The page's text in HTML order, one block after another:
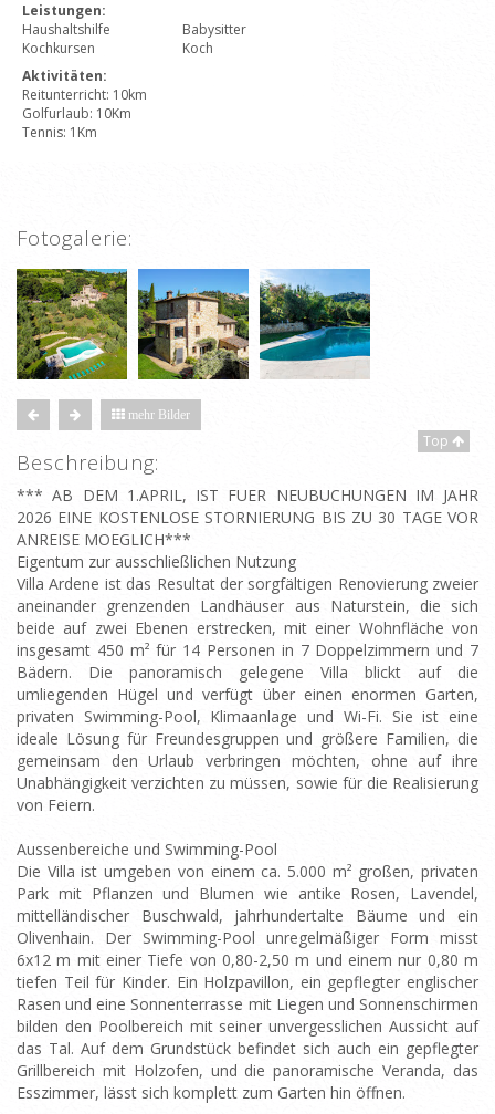
Leistungen:
Haushaltshilfe
Babysitter
Kochkursen
Koch
Aktivitäten:
Reitunterricht: 10km
Golfurlaub: 10Km
Tennis: 1Km
Fotogalerie:
mehr Bilder
Top
Beschreibung:
*** AB DEM 1.APRIL, IST FUER NEUBUCHUNGEN IM JAHR
2026 EINE KOSTENLOSE STORNIERUNG BIS ZU 30 TAGE VOR
ANREISE MOEGLICH***
Eigentum zur ausschließlichen Nutzung
Villa Ardene ist das Resultat der sorgfältigen Renovierung zweier
aneinander grenzenden Landhäuser aus Naturstein, die sich
beide auf zwei Ebenen erstrecken, mit einer Wohnfläche von
insgesamt 450 m² für 14 Personen in 7 Doppelzimmern und 7
Bädern. Die panoramisch gelegene Villa blickt auf die
umliegenden Hügel und verfügt über einen enormen Garten,
privaten Swimming-Pool, Klimaanlage und Wi-Fi. Sie ist eine
ideale Lösung für Freundesgruppen und größere Familien, die
gemeinsam den Urlaub verbringen möchten, ohne auf ihre
Unabhängigkeit verzichten zu müssen, sowie für die Realisierung
von Feiern.
Aussenbereiche und Swimming-Pool
Die Villa ist umgeben von einem ca. 5.000 m² großen, privaten
Park mit Pflanzen und Blumen wie antike Rosen, Lavendel,
mittelländischer Buschwald, jahrhundertalte Bäume und ein
Olivenhain. Der Swimming-Pool unregelmäßiger Form misst
6x12 m mit einer Tiefe von 0,80-2,50 m und einem nur 0,80 m
tiefen Teil für Kinder. Ein Holzpavillon, ein gepflegter englischer
Rasen und eine Sonnenterrasse mit Liegen und Sonnenschirmen
bilden den Poolbereich mit seiner unvergesslichen Aussicht auf
das Tal. Auf dem Grundstück befindet sich auch ein gepflegter
Grillbereich mit Holzofen, und die panoramische Veranda, das
Esszimmer, lässt sich komplett zum Garten hin öffnen.